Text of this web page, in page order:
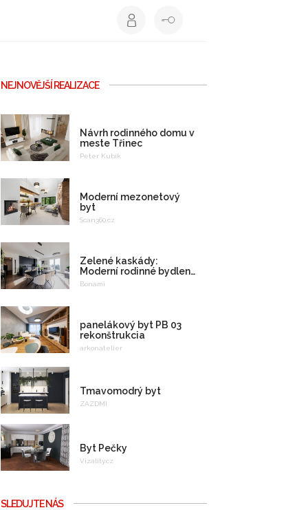
NEJNOVĚJŠÍ REALIZACE
Návrh rodinného domu v
meste Třinec
Peter Kubík
Moderní mezonetový
byt
Scan360.cz
Zelené kaskády:
Moderní rodinné bydlení
na celý život
Bonami
panelákový byt PB 03
rekonštrukcia
arkonatelier
Tmavomodrý byt
ZAZDMI
Byt Pečky
Vizality.cz
SLEDUJTE NÁS